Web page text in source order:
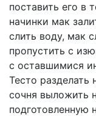
поставить его в
начинки мак
слить воду, мак
пропустить с
с оставшимися
Тесто разделать
сочня выложить
подготовленную